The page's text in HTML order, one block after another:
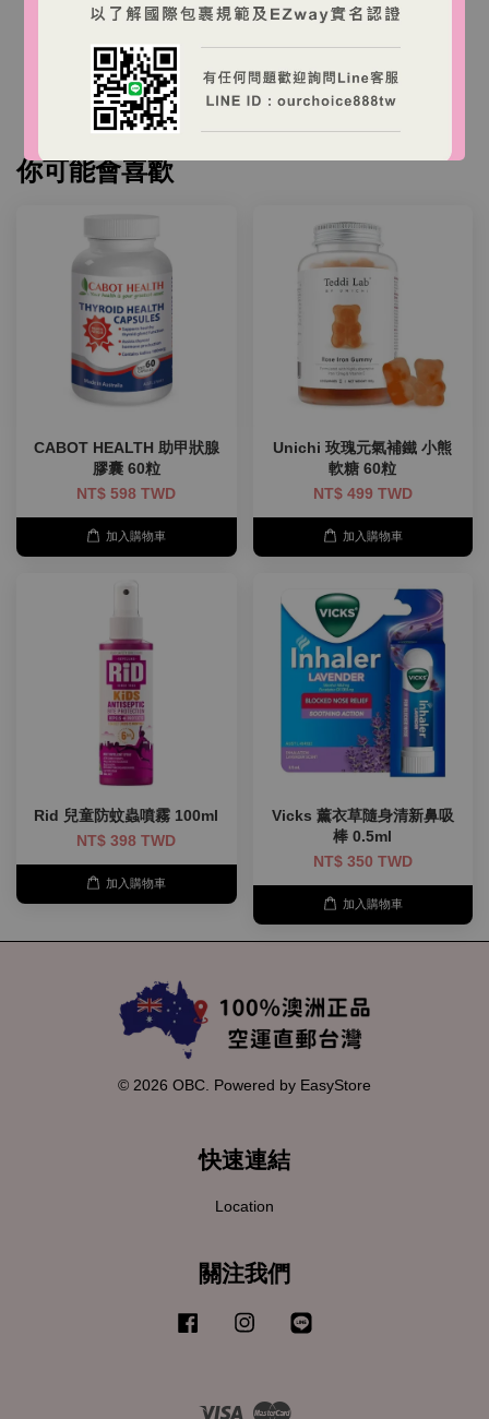
台灣消費者下單後，收件人需依台灣海關規定完成
EZWAY 實名認證與進口申報。
你可能會喜歡
CABOT HEALTH 助甲狀腺
膠囊 60粒
NT$ 598 TWD
加入購物車
Unichi 玫瑰元氣補鐵 小熊
軟糖 60粒
NT$ 499 TWD
加入購物車
Rid 兒童防蚊蟲噴霧 100ml
NT$ 398 TWD
加入購物車
Vicks 薰衣草隨身清新鼻吸
棒 0.5ml
NT$ 350 TWD
加入購物車
© 2026 OBC. Powered by EasyStore
快速連結
Location
關注我們
Facebook Instagram
Visa Master